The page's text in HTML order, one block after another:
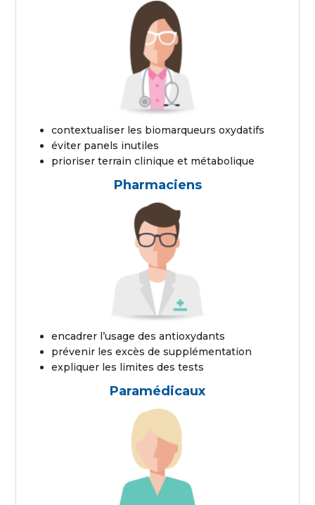
contextualiser les biomarqueurs oxydatifs
éviter panels inutiles
prioriser terrain clinique et métabolique
Pharmaciens
encadrer l’usage des antioxydants
prévenir les excès de supplémentation
expliquer les limites des tests
Paramédicaux